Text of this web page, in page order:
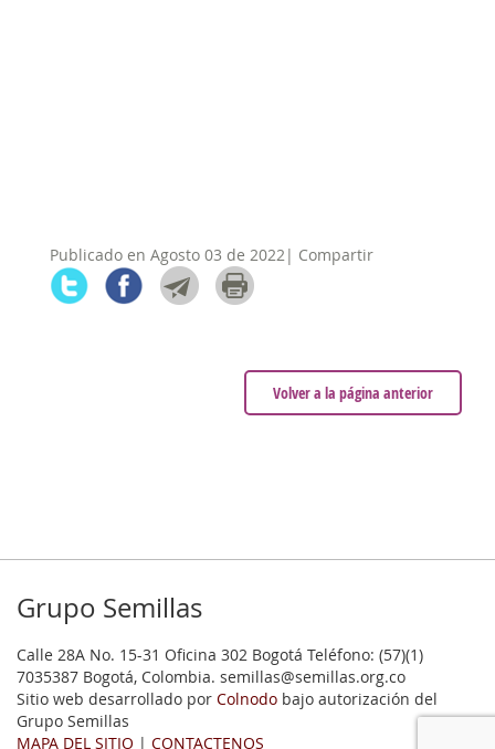
Publicado en Agosto 03 de 2022| Compartir
Volver a la página anterior
Grupo Semillas
Calle 28A No. 15-31 Oficina 302 Bogotá Teléfono: (57)(1)
7035387 Bogotá, Colombia. semillas@semillas.org.co
Sitio web desarrollado por Colnodo bajo autorización del
Grupo Semillas
MAPA DEL SITIO | CONTACTENOS